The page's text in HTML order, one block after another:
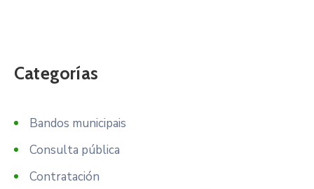
Categorías
Bandos municipais
Consulta pública
Contratación